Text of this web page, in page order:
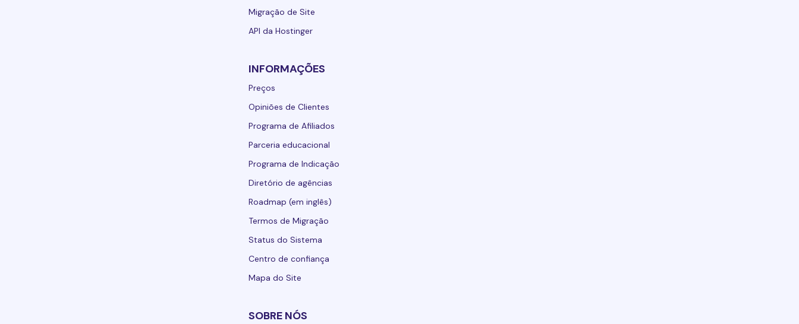
Migração de Site
API da Hostinger
INFORMAÇÕES
Preços
Opiniões de Clientes
Programa de Afiliados
Parceria educacional
Programa de Indicação
Diretório de agências
Roadmap (em inglês)
Termos de Migração
Status do Sistema
Centro de confiança
Mapa do Site
SOBRE NÓS